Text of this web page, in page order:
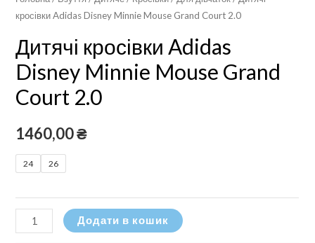
кросівки Adidas Disney Minnie Mouse Grand Court 2.0
Дитячі кросівки Adidas
Disney Minnie Mouse Grand
Court 2.0
1460,00₴
24 26
Дитячі
кросівки
Додати в кошик